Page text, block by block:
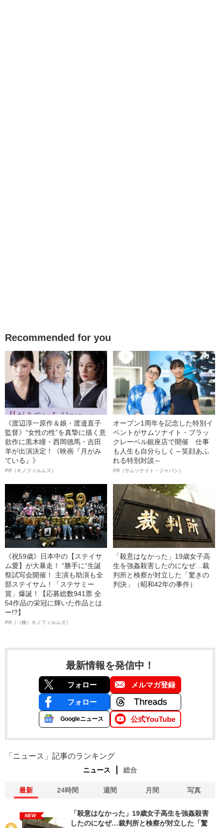
Recommended for you
《渡辺淳一原作＆娘・渡邉直子
監督》“女性の性”を真摯に描く意
欲作に黒木瞳・西岡德馬・吉田
羊が出演決定！《映画『月がみ
ている』》
PR（キノフィルムズ）
オープン1周年を記念した特別イ
ベントがサムソナイト・ブラッ
クレーベル銀座店で開催 仕事
も人生も自分らしく～笑顔あふ
れる特別対談～
PR（サムソナイト・ジャパン）
《祝59歳》日本中の【ステイサ
ム愛】が大暴走！ “勝手に”生誕
祭試写会開催！ 主演も助演も全
部ステイサム！「ステサミー
賞」爆誕！【応募総数941票 全
54作品の栄冠に輝いた作品とは
ー!?】
PR（（株）キノフィルムズ）
「殺意はなかった」19歳女子高
生を強姦殺害したのになぜ…裁
判所と検察が対立した「驚きの
判決」（昭和42年の事件）
最新情報を発信中！
フォロー メルマガ登録
フォロー
Googleニュース 公式YouTube
「ニュース」記事のランキング
ニュース 総合
最新 24時間 週間 月間 写真
NEW
「殺意はなかった」19歳女子高生を強姦殺害
したのになぜ…裁判所と検察が対立した「驚